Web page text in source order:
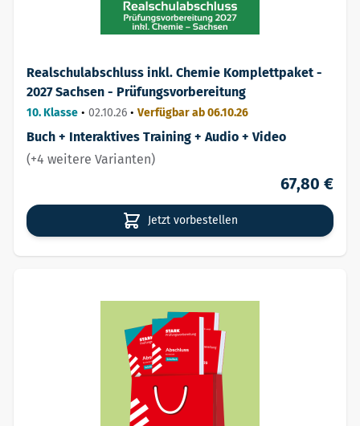
Realschulabschluss inkl. Chemie Komplettpaket -
2027 Sachsen - Prüfungsvorbereitung
10. Klasse • 02.10.26 • Verfügbar ab 06.10.26
Buch + Interaktives Training + Audio + Video
(+4 weitere Varianten)
67,80 €
Jetzt vorbestellen